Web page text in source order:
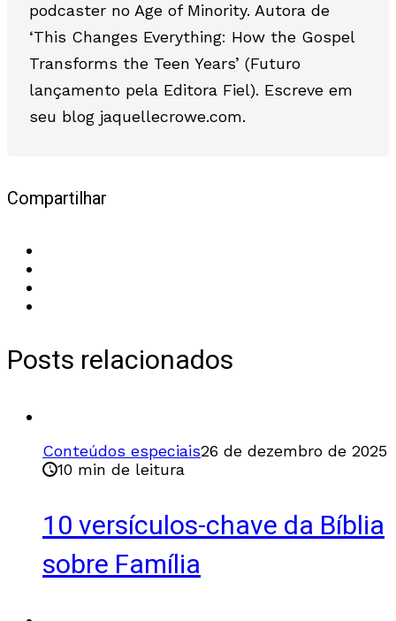
podcaster no Age of Minority. Autora de
‘This Changes Everything: How the Gospel
Transforms the Teen Years’ (Futuro
lançamento pela Editora Fiel). Escreve em
seu blog jaquellecrowe.com.
Compartilhar
Posts relacionados
Conteúdos especiais26 de dezembro de 2025
10 min de leitura
10 versículos-chave da Bíblia
sobre Família